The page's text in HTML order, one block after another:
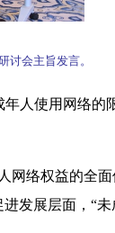
讨会主旨发言。
人使用网络的
网络权益的全
发展层面，“